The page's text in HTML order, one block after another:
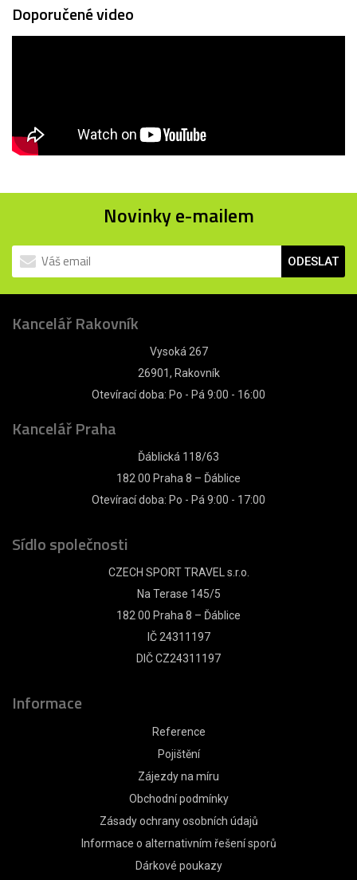
Doporučené video
Novinky e-mailem
ODESLAT
Kancelář Rakovník
Vysoká 267
26901, Rakovník
Otevírací doba: Po - Pá 9:00 - 16:00
Kancelář Praha
Ďáblická 118/63
182 00 Praha 8 – Ďáblice
Otevírací doba: Po - Pá 9:00 - 17:00
Sídlo společnosti
CZECH SPORT TRAVEL s.r.o.
Na Terase 145/5
182 00 Praha 8 – Ďáblice
IČ 24311197
DIČ CZ24311197
Informace
Reference
Pojištění
Zájezdy na míru
Obchodní podmínky
Zásady ochrany osobních údajů
Informace o alternativním řešení sporů
Dárkové poukazy